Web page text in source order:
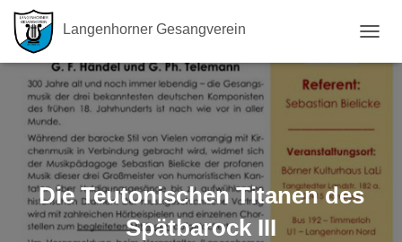
Langenhorner Gesangverein
A
A
T
O
M
Die Teutonischen Titanen des
Spätbarock III